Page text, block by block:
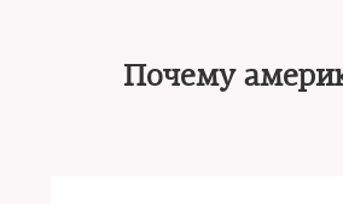
Почему